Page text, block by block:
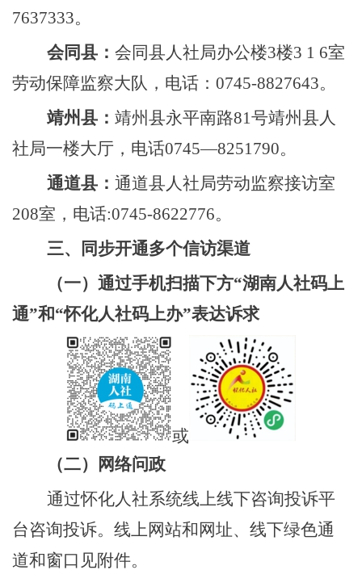
7637333。
会同县： 会同县人社局办公楼3楼3 1 6室
劳动保障监察大队，电话：0745-8827643。
靖州县： 靖州县永平南路81号靖州县人
社局一楼大厅，电话0745—8251790。
通道县： 通道县人社局劳动监察接访室
208室，电话:0745-8622776。
三、同步开通多个信访渠道
（一） 通过手机扫描下方“湖南人社码上
通”和“怀化人社码上办”表达诉求
或
（二）
网络问政
通过怀化人社系统线上线下咨询投诉平
台咨询投诉。线上网站和网址、线下绿色通
道和窗口 见附件。